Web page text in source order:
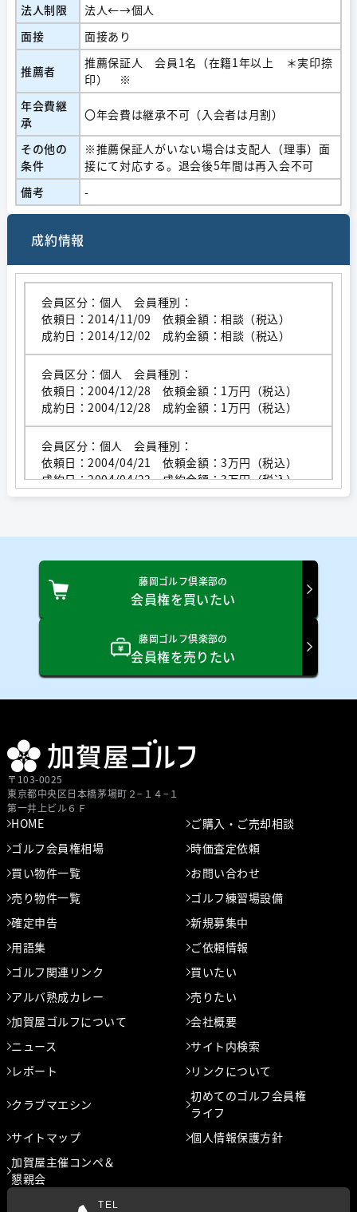
法人制限
法人←→個人
面接
面接あり
推薦者
推薦保証人 会員1名（在籍1年以上 ＊実印捺
印） ※
年会費継
承
〇年会費は継承不可（入会者は月割）
その他の
条件
※推薦保証人がいない場合は支配人（理事）面
接にて対応する。退会後5年間は再入会不可
備考
-
成約情報
会員区分：個人 会員種別：
依頼日：2014/11/09 依頼金額：相談（税込）
成約日：2014/12/02 成約金額：相談（税込）
会員区分：個人 会員種別：
依頼日：2004/12/28 依頼金額：1万円（税込）
成約日：2004/12/28 成約金額：1万円（税込）
会員区分：個人 会員種別：
依頼日：2004/04/21 依頼金額：3万円（税込）
成約日：2004/04/22 成約金額：3万円（税込）
依頼日：2003/11/10 依頼金額：相談（税込）
藤岡ゴルフ倶楽部の
会員権を買いたい
藤岡ゴルフ倶楽部の
会員権を売りたい
〒103-0025
東京都中央区⽇本橋茅場町２−１４−１
第⼀井上ビル６Ｆ
HOME
ご購入・ご売却相談
ゴルフ会員権相場
時価査定依頼
買い物件一覧
お問い合わせ
売り物件一覧
ゴルフ練習場設備
確定申告
新規募集中
用語集
ご依頼情報
ゴルフ関連リンク
買いたい
アルバ熟成カレー
売りたい
加賀屋ゴルフについて
会社概要
ニュース
サイト内検索
レポート
リンクについて
クラブマエシン
初めてのゴルフ会員権
ライフ
サイトマップ
個人情報保護方針
加賀屋主催コンペ＆
懇親会
TEL